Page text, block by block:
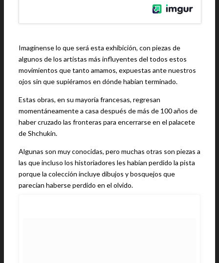
Imagínense lo que será esta exhibición, con piezas de
algunos de los artistas más influyentes del todos estos
movimientos que tanto amamos, expuestas ante nuestros
ojos sin que supiéramos en dónde habían terminado.
Estas obras, en su mayoría francesas, regresan
momentáneamente a casa después de más de 100 años de
haber cruzado las fronteras para encerrarse en el palacete
de Shchukin.
Algunas son muy conocidas, pero muchas otras son piezas a
las que incluso los historiadores les habían perdido la pista
porque la colección incluye dibujos y bosquejos que
parecían haberse perdido en el olvido.